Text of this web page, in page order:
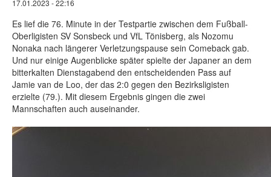
17.01.2023 - 22:16
Es lief die 76. Minute in der Testpartie zwischen dem Fußball-
Oberligisten SV Sonsbeck und VfL Tönisberg, als Nozomu
Nonaka nach längerer Verletzungspause sein Comeback gab.
Und nur einige Augenblicke später spielte der Japaner an dem
bitterkalten Dienstagabend den entscheidenden Pass auf
Jamie van de Loo, der das 2:0 gegen den Bezirksligisten
erzielte (79.). Mit diesem Ergebnis gingen die zwei
Mannschaften auch auseinander.